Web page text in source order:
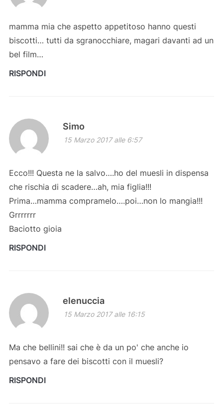
mamma mia che aspetto appetitoso hanno questi
biscotti… tutti da sgranocchiare, magari davanti ad un
bel film…
RISPONDI
Simo
15 Marzo 2017 alle 6:57
Ecco!!! Questa ne la salvo….ho del muesli in dispensa
che rischia di scadere…ah, mia figlia!!!
Prima…mamma compramelo….poi…non lo mangia!!!
Grrrrrrr
Baciotto gioia
RISPONDI
elenuccia
15 Marzo 2017 alle 16:15
Ma che bellini!! sai che è da un po' che anche io
pensavo a fare dei biscotti con il muesli?
RISPONDI